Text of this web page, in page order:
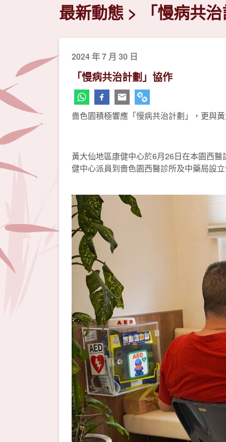
最新動態 「慢病共
2024 年 7 月 30 日
「慢病共治計劃」協作
嗇色園積極響應「慢病共治計劃」，更與
黃大仙地區康健中心於6月26日在本園西
健中心派員到嗇色園西醫診所及中藥局設